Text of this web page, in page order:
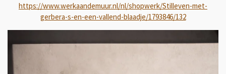
https://www.werkaandemuur.nl/nl/shopwerk/Stilleven-met-
gerbera-s-en-een-vallend-blaadje/1793846/132